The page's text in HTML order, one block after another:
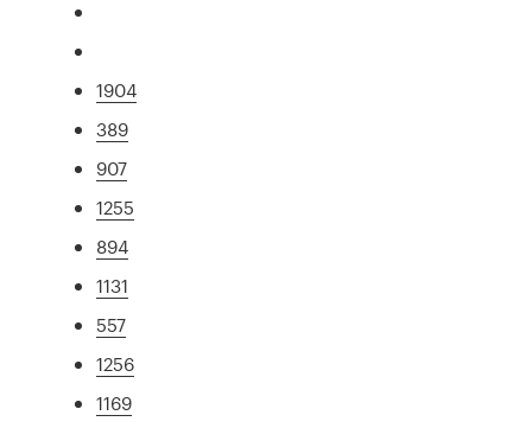
1904
389
907
1255
894
1131
557
1256
1169